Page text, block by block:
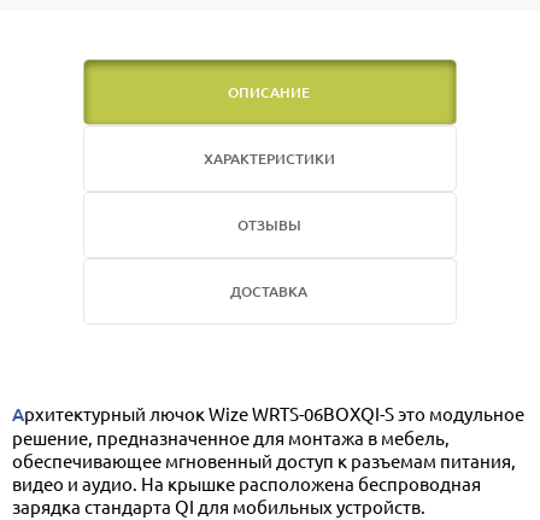
ОПИСАНИЕ
ХАРАКТЕРИСТИКИ
ОТЗЫВЫ
ДОСТАВКА
Архитектурный лючок Wize WRTS-06BOXQI-S это модульное
решение, предназначенное для монтажа в мебель,
обеспечивающее мгновенный доступ к разъемам питания,
видео и аудио. На крышке расположена беспроводная
зарядка стандарта QI для мобильных устройств.